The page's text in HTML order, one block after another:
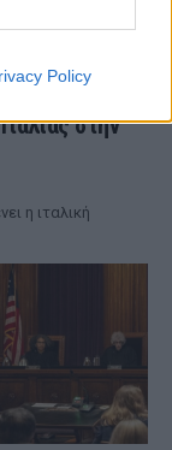
Policy
στην
η ιταλική